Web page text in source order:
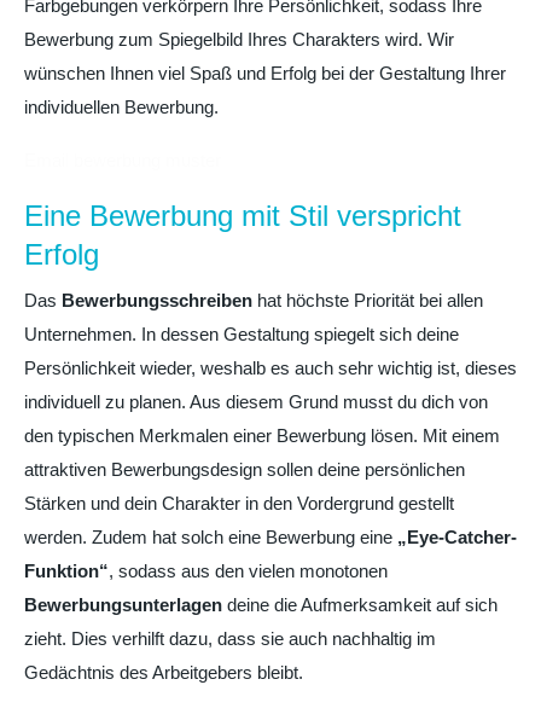
Farbgebungen verkörpern Ihre Persönlichkeit, sodass Ihre
Bewerbung zum Spiegelbild Ihres Charakters wird. Wir
wünschen Ihnen viel Spaß und Erfolg bei der Gestaltung Ihrer
individuellen Bewerbung.
Eine Bewerbung mit Stil verspricht
Erfolg
Das Bewerbungsschreiben hat höchste Priorität bei allen
Unternehmen. In dessen Gestaltung spiegelt sich deine
Persönlichkeit wieder, weshalb es auch sehr wichtig ist, dieses
individuell zu planen. Aus diesem Grund musst du dich von
den typischen Merkmalen einer Bewerbung lösen. Mit einem
attraktiven Bewerbungsdesign sollen deine persönlichen
Stärken und dein Charakter in den Vordergrund gestellt
werden. Zudem hat solch eine Bewerbung eine „Eye-Catcher-
Funktion“, sodass aus den vielen monotonen
Bewerbungsunterlagen deine die Aufmerksamkeit auf sich
zieht. Dies verhilft dazu, dass sie auch nachhaltig im
Gedächtnis des Arbeitgebers bleibt.